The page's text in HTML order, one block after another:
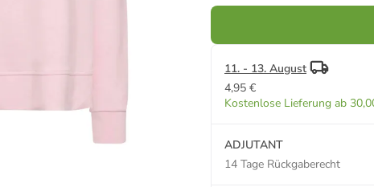
11. - 13. August
4,95 €
Kostenlose Lieferung ab
ADJUTANT
14 Tage Rückgaberecht